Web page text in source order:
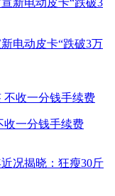
电动皮卡“跌破3万
收一分钱手续费